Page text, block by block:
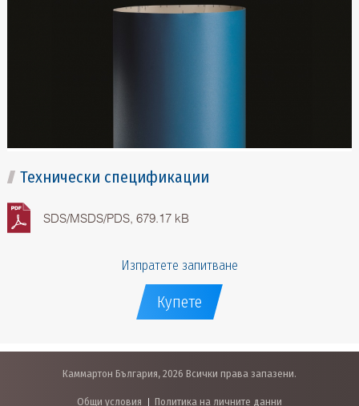
Технически спецификации
SDS/MSDS/PDS, 679.17 kB
Изпратете запитване
Купете
Каммартон България, 2026 Всички права запазени.
Общи условия Политика на личните данни